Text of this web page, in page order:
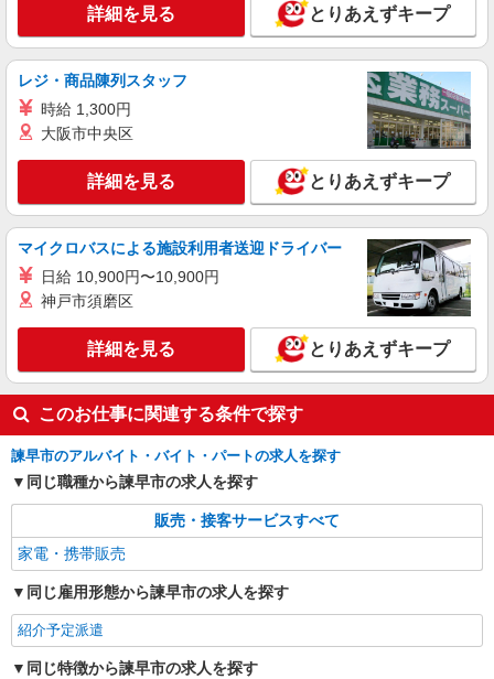
株式会社シエロ
【softbank】の携帯販売スタッフ
大卒：月給240000円〜 短大卒：月給
230000円〜 高卒・専門卒：月給220000円〜 その
他・達成手当・役職手当・アドバイザー手当・そ
の他手当有・賞与年2回 ※残業代支給 ★交通費別
途支給（規定あり） ゜+゜・。○。・゜+゜・。
○。・゜+゜ 入社祝い金10万円支給(規定有) お友達
を紹介頂くと, インセンティブ支給(規定有) ゜・。
○。・゜+゜・。○。・゜+゜
キープ 詳細を見る
派遣社員
携帯販売スタッフ【softbank】
時給1400円〜1450円（経験・能力による） ※
残業代支給 ★交通費別途支給（規定あり） ゜
+゜・。○。・゜+゜・。○。・゜+゜ 入社祝い金10
万円支給(規定有) お友達を紹介頂くと, インセンテ
ィブ支給(規定有) ★月2回払い・週払い可能（規程
有）★ ゜・。○。・゜+゜・。○。・゜+゜
長崎県諫早市の家電量販店
キープ
詳細を見る とりあえずキープ
レジ・商品陳列スタッフ
時給 1,300円
大阪市中央区
詳細を見る とりあえずキープ
マイクロバスによる施設利用者送迎ドライバー
日給 10,900円〜10,900円
神戸市須磨区
詳細を見る とりあえずキープ
このお仕事に関連する条件で探す
諫早市のアルバイト・バイト・パートの求人を探す
同じ職種から諫早市の求人を探す
販売・接客サービスすべて
家電・携帯販売
同じ雇用形態から諫早市の求人を探す
紹介予定派遣
同じ特徴から諫早市の求人を探す